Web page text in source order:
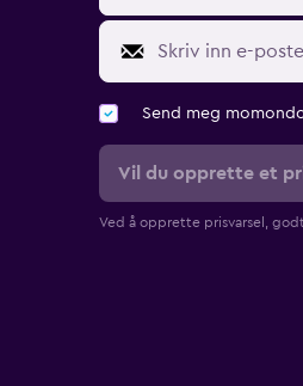
Send meg
Vil du opprette et
Ved å opprette prisvarsel,